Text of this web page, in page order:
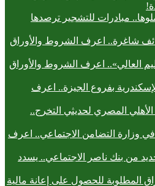
مبادرات للتشجير ترصدها
شاغرة.. اعرف الشروط والأوراق
العالي».. اعرف الشروط والأوراق
بفروع الجيزة.. اعرف
المصري لحديثي التخرج..
في وزارة التضامن الاجتماعي.. اعرف
من بنك ناصر الاجتماعي.. يسدد
المطلوبة للحصول على إعانة مالية